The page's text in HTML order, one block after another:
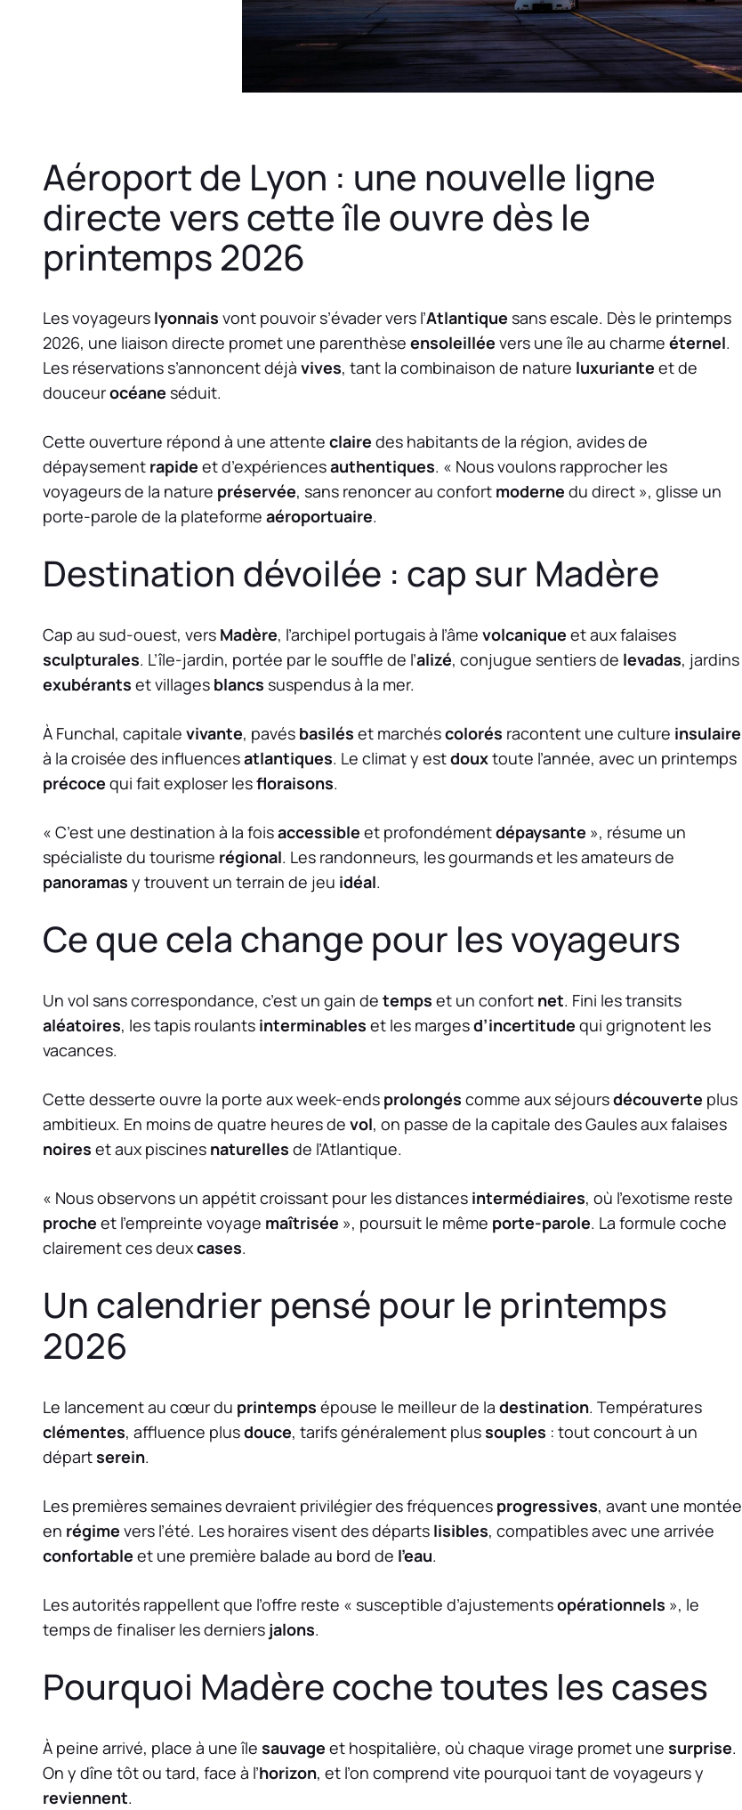
Aéroport de Lyon : une nouvelle ligne
directe vers cette île ouvre dès le
printemps 2026
Les voyageurs lyonnais vont pouvoir s’évader vers l’Atlantique sans escale. Dès le printemps
2026, une liaison directe promet une parenthèse ensoleillée vers une île au charme éternel.
Les réservations s’annoncent déjà vives, tant la combinaison de nature luxuriante et de
douceurocéane séduit.
Cette ouverture répond à une attente claire des habitants de la région, avides de
dépaysement rapide et d’expériencesauthentiques. « Nous voulons rapprocher les
voyageurs de la nature préservée, sans renoncer au confort moderne du direct », glisse un
porte-parole de la plateforme aéroportuaire.
Destination dévoilée : cap sur Madère
Cap au sud-ouest, vers Madère, l’archipel portugais à l’âme volcanique et aux falaises
sculpturales. L’île-jardin, portée par le souffle de l’alizé, conjugue sentiers de levadas, jardins
exubérants et villages blancs suspendus à la mer.
À Funchal, capitale vivante, pavés basilés et marchéscolorés racontent une culture insulaire
à la croisée des influencesatlantiques. Le climat y estdouxtoute l’année, avec un printemps
précoce qui fait exploser lesfloraisons.
« C’est une destination à la foisaccessible et profondémentdépaysante », résume un
spécialiste du tourisme régional. Les randonneurs, les gourmands et les amateurs de
panoramas y trouvent un terrain de jeu idéal.
Ce que cela change pour les voyageurs
Un vol sans correspondance, c’est un gain de temps et un confort net. Fini les transits
aléatoires, les tapis roulants interminables et les margesd’incertitude qui grignotent les
vacances.
Cette desserte ouvre la porte aux week-ends prolongés comme aux séjoursdécouverte plus
ambitieux. En moins de quatre heures de vol, on passe de la capitale des Gaules aux falaises
noires et aux piscines naturelles de l’Atlantique.
« Nous observons un appétit croissant pour les distances intermédiaires, où l’exotisme reste
proche et l’empreinte voyage maîtrisée », poursuit le même porte-parole. La formule coche
clairement ces deuxcases.
Un calendrier pensé pour le printemps
2026
Le lancement au cœur du printemps épouse le meilleur de la destination. Températures
clémentes, affluence plusdouce, tarifs généralement plussouples : tout concourt à un
départserein.
Les premières semaines devraient privilégier des fréquences progressives, avant une montée
en régime vers l’été. Les horaires visent des départs lisibles, compatibles avec une arrivée
confortable et une première balade au bord de l’eau.
Les autorités rappellent que l’offre reste « susceptible d’ajustementsopérationnels », le
temps de finaliser les derniers jalons.
Pourquoi Madère coche toutes les cases
À peine arrivé, place à une île sauvage et hospitalière, où chaque virage promet une surprise.
On y dîne tôt ou tard, face à l’horizon, et l’on comprend vite pourquoi tant de voyageurs y
reviennent.